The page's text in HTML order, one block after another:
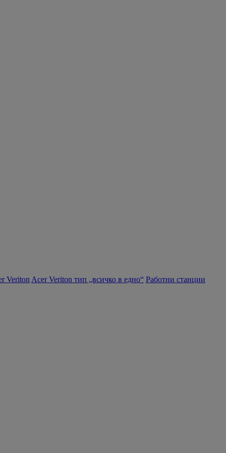
Veriton Acer Veriton тип „всичко в едно“ Работни станции